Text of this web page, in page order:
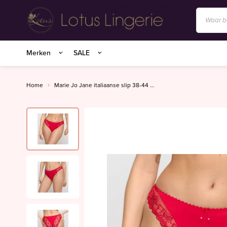
Merken SALE
Anita/Rosa Faia
BIRDLAND sokken
Charlie Choe
Marie Jo
Marie Jo Swim
Superfine organics
Mey Nachtmode
Oroblu
Home Marie Jo Jane italiaanse slip 38-44 true red